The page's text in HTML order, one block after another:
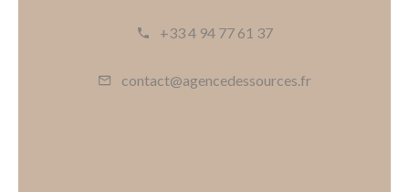
+33 4 94 77 61 37
contact@agencedessources.fr